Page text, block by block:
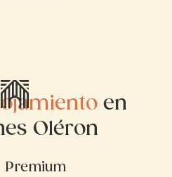
en
Oléron
Premium